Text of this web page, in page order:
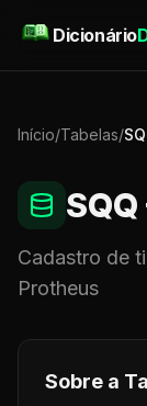
Dicionário
Início/Tabelas/
SQQ
Cadastro de
Protheus
Sobre a